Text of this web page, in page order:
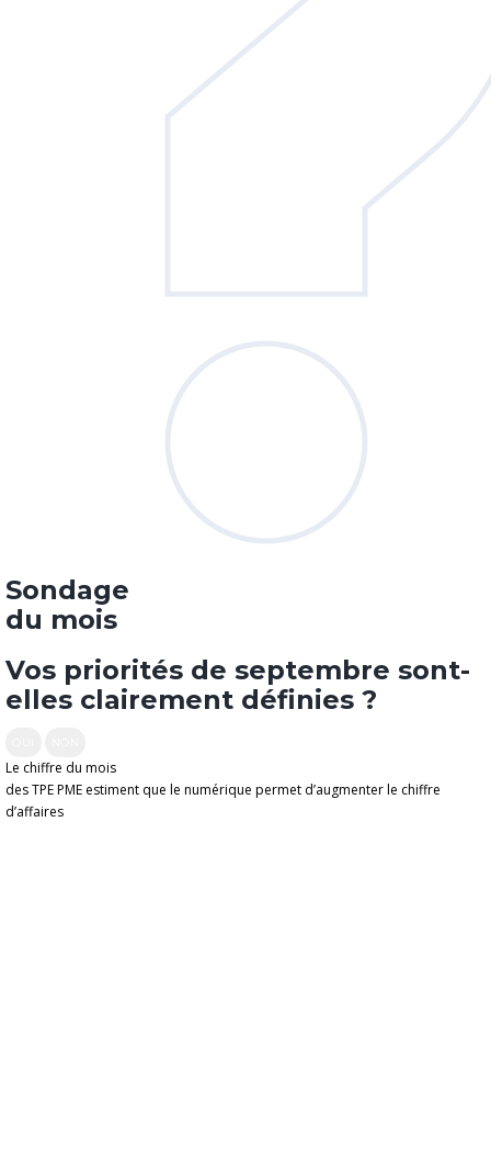
Sondage
du mois
Vos priorités de septembre sont-
elles clairement définies ?
Le chiffre du mois
des TPE PME estiment que le numérique permet d’augmenter le chiffre
d’affaires